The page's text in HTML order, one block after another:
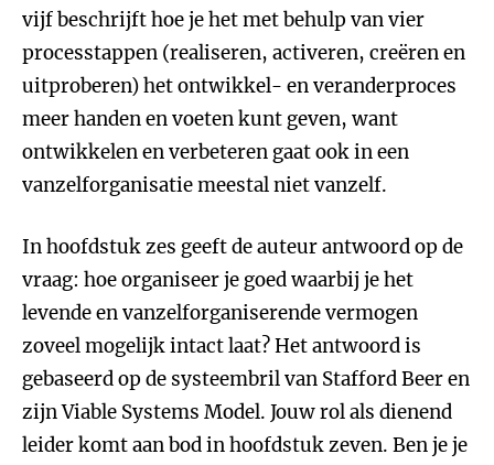
vijf beschrijft hoe je het met behulp van vier
processtappen (realiseren, activeren, creëren en
uitproberen) het ontwikkel- en veranderproces
meer handen en voeten kunt geven, want
ontwikkelen en verbeteren gaat ook in een
vanzelforganisatie meestal niet vanzelf.
In hoofdstuk zes geeft de auteur antwoord op de
vraag: hoe organiseer je goed waarbij je het
levende en vanzelforganiserende vermogen
zoveel mogelijk intact laat? Het antwoord is
gebaseerd op de systeembril van Stafford Beer en
zijn Viable Systems Model. Jouw rol als dienend
leider komt aan bod in hoofdstuk zeven. Ben je je